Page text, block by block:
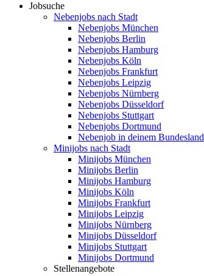
Jobsuche
Nebenjobs nach Stadt
Nebenjobs München
Nebenjobs Berlin
Nebenjobs Hamburg
Nebenjobs Köln
Nebenjobs Frankfurt
Nebenjobs Leipzig
Nebenjobs Nürnberg
Nebenjobs Düsseldorf
Nebenjobs Stuttgart
Nebenjobs Dortmund
Nebenjob in deinem Bundesland
Minijobs nach Stadt
Minijobs München
Minijobs Berlin
Minijobs Hamburg
Minijobs Köln
Minijobs Frankfurt
Minijobs Leipzig
Minijobs Nürnberg
Minijobs Düsseldorf
Minijobs Stuttgart
Minijobs Dortmund
Stellenangebote